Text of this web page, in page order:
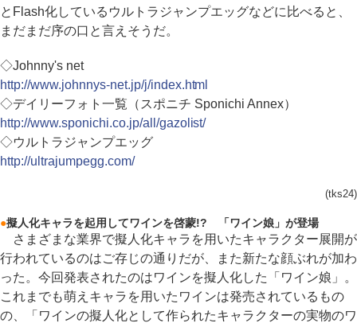
とFlash化しているウルトラジャンプエッグなどに比べると、
まだまだ序の口と言えそうだ。
◇Johnny's net
http://www.johnnys-net.jp/j/index.html
◇デイリーフォト一覧（スポニチ Sponichi Annex）
http://www.sponichi.co.jp/all/gazolist/
◇ウルトラジャンプエッグ
http://ultrajumpegg.com/
(tks24)
●擬人化キャラを起用してワインを啓蒙!? 「ワイン娘」が登場
さまざまな業界で擬人化キャラを用いたキャラクター展開が
行われているのはご存じの通りだが、また新たな顔ぶれが加わ
った。今回発表されたのはワインを擬人化した「ワイン娘」。
これまでも萌えキャラを用いたワインは発売されているもの
の、「ワインの擬人化として作られたキャラクターの実物のワ